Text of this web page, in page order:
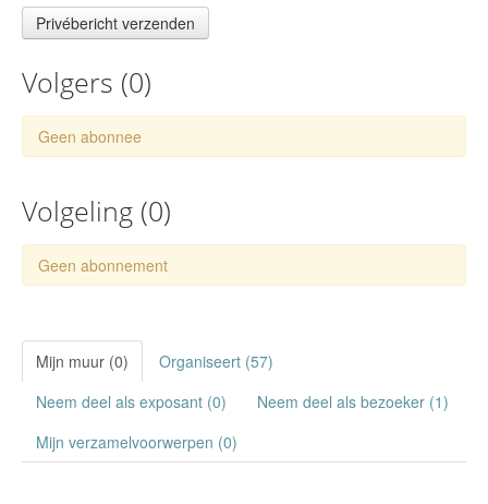
Privébericht verzenden
Volgers (0)
Geen abonnee
Volgeling (0)
Geen abonnement
Mijn muur (0)
Organiseert (57)
Neem deel als exposant (0)
Neem deel als bezoeker (1)
Mijn verzamelvoorwerpen (0)